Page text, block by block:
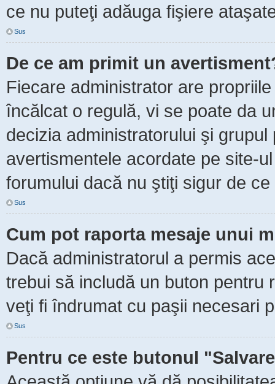
ce nu puteţi adăuga fişiere
Sus
De ce am primit un
Fiecare administrator are
încălcat o regulă, vi se poate da
decizia administratorului şi
avertismentele acordate pe site-
forumului dacă nu ştiţi sigur de
Sus
Cum pot raporta mesaje unui
Dacă administratorul a permis
trebui să includă un buton pentru
veţi fi îndrumat cu paşii necesari
Sus
Pentru ce este butonul